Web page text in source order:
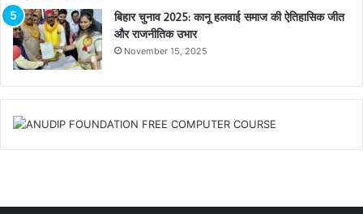
बिहार चुनाव 2025: कानू हलवाई समाज की ऐतिहासिक जीत
और राजनीतिक उभार
November 15, 2025